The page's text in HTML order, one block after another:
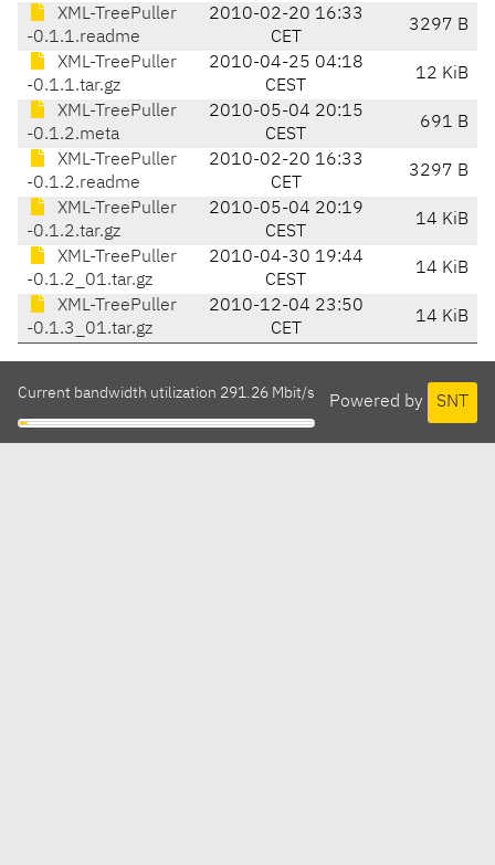
XML-TreePuller
-0.1.1.readme
2010-02-20 16:33
CET
3297 B
XML-TreePuller
-0.1.1.tar.gz
2010-04-25 04:18
CEST
12 KiB
XML-TreePuller
-0.1.2.meta
2010-05-04 20:15
CEST
691 B
XML-TreePuller
-0.1.2.readme
2010-02-20 16:33
CET
3297 B
XML-TreePuller
-0.1.2.tar.gz
2010-05-04 20:19
CEST
14 KiB
XML-TreePuller
-0.1.2_01.tar.gz
2010-04-30 19:44
CEST
14 KiB
XML-TreePuller
-0.1.3_01.tar.gz
2010-12-04 23:50
CET
14 KiB
Powered by SNT
Current bandwidth utilization 291.26 Mbit/s